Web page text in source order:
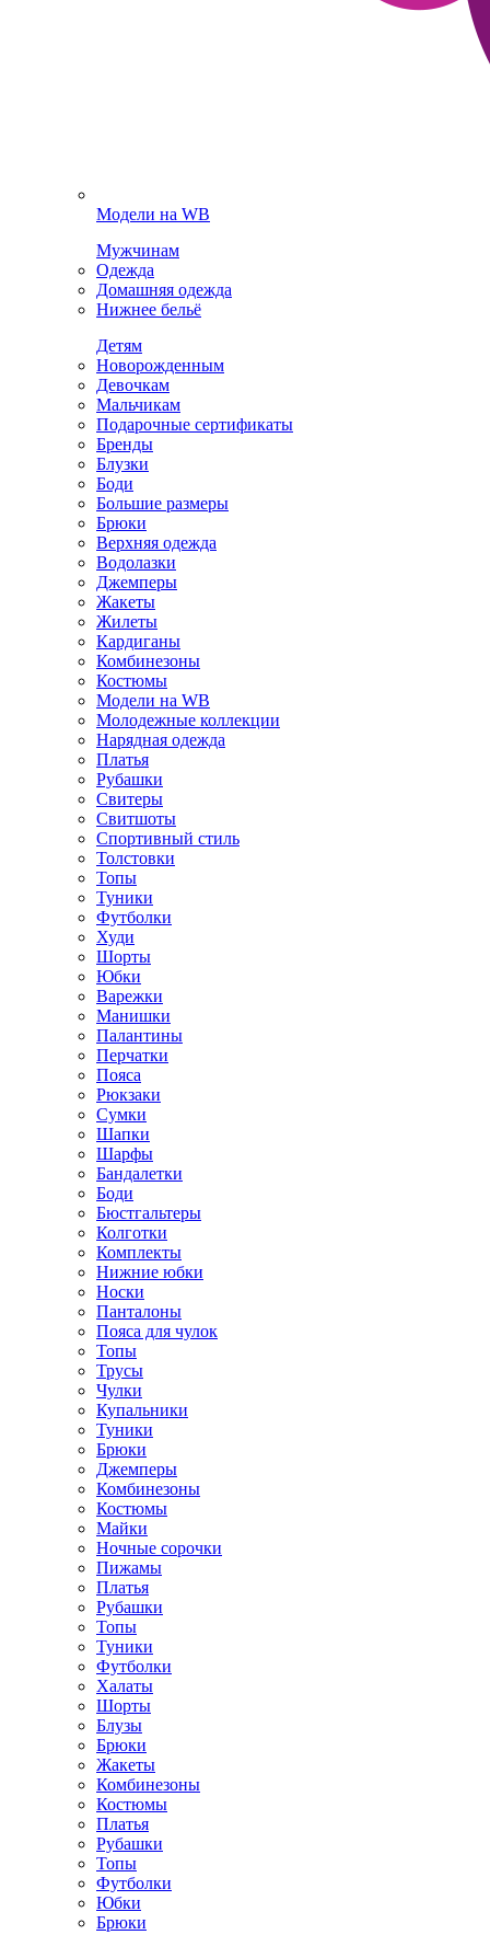
Модели на WB
Мужчинам
Одежда
Домашняя одежда
Нижнее бельё
Детям
Новорожденным
Девочкам
Мальчикам
Подарочные сертификаты
Бренды
Блузки
Боди
Большие размеры
Брюки
Верхняя одежда
Водолазки
Джемперы
Жакеты
Жилеты
Кардиганы
Комбинезоны
Костюмы
Модели на WB
Молодежные коллекции
Нарядная одежда
Платья
Рубашки
Свитеры
Свитшоты
Спортивный стиль
Толстовки
Топы
Туники
Футболки
Худи
Шорты
Юбки
Варежки
Манишки
Палантины
Перчатки
Пояса
Рюкзаки
Сумки
Шапки
Шарфы
Бандалетки
Боди
Бюстгальтеры
Колготки
Комплекты
Нижние юбки
Носки
Панталоны
Поясa для чулок
Топы
Трусы
Чулки
Купальники
Туники
Брюки
Джемперы
Комбинезоны
Костюмы
Майки
Ночные сорочки
Пижамы
Платья
Рубашки
Топы
Туники
Футболки
Халаты
Шорты
Блузы
Брюки
Жакеты
Комбинезоны
Костюмы
Платья
Рубашки
Топы
Футболки
Юбки
Брюки